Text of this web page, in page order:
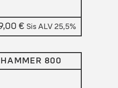
€ Sis ALV 25,5%
800